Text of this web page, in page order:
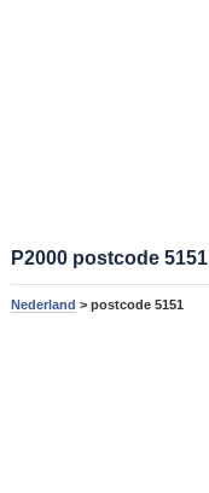
P2000 postcode 5151
Nederland > postcode 5151